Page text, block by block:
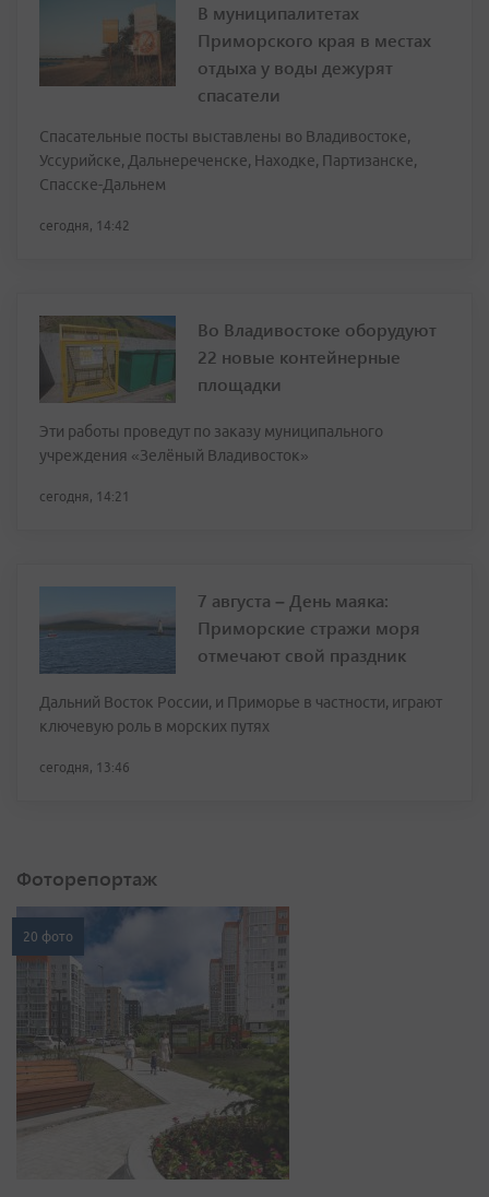
В муниципалитетах
Приморского края в местах
отдыха у воды дежурят
спасатели
Спасательные посты выставлены во Владивостоке,
Уссурийске, Дальнереченске, Находке, Партизанске,
Спасске-Дальнем
сегодня, 14:42
Во Владивостоке оборудуют
22 новые контейнерные
площадки
Эти работы проведут по заказу муниципального
учреждения «Зелёный Владивосток»
сегодня, 14:21
7 августа – День маяка:
Приморские стражи моря
отмечают свой праздник
Дальний Восток России, и Приморье в частности, играют
ключевую роль в морских путях
сегодня, 13:46
Фоторепортаж
20 фото